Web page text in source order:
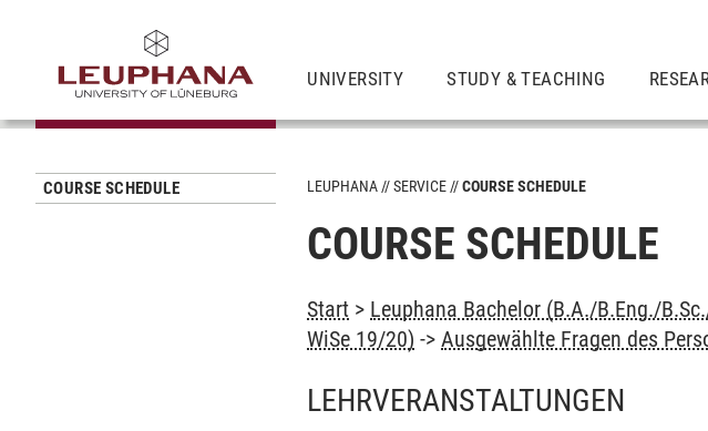
UNIVERSITY STUDY & TEACHING
COURSE SCHEDULE LEUPHANA SERVICE COURSE SCHEDULE
COURSE SCHEDULE
Start > Leuphana Bachelor (B.A./B.Eng./
WiSe 19/20) ->Ausgewählte Fragen des
LEHRVERANSTALTUNGEN